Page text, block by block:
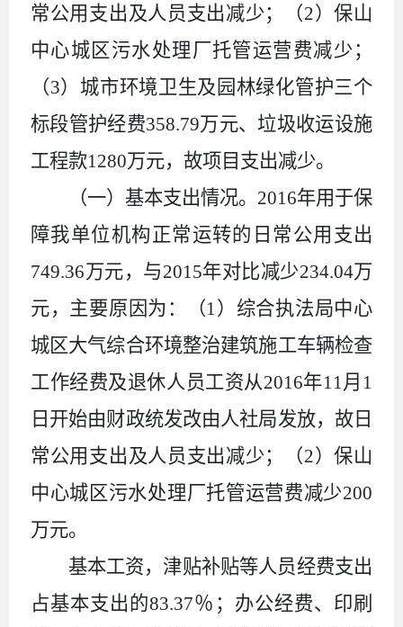
常公用支出及人员支出减少；（2）保山
中心城区污水处理厂托管运营费减少；
（3）城市环境卫生及园林绿化管护三个
标段管护经费358.79万元、垃圾收运设施
工程款1280万元，故项目支出减少。
（一）基本支出情况。 2016年用于保
障我单位机构正常运转的日常公用支出
749.36万元，与2015年对比减少234.04万
元，主要原因为：（1）综合执法局中心
城区大气综合环境整治建筑施工车辆检查
工作经费及退休人员工资从2016年11月 1
日开始由财政统发改由人社局发放，故日
常公用支出及人员支出减少；（2）保山
中心城区污水处理厂托管运营费减少200
万元。
基本工资，津贴补贴等人员经费支出
占基本支出的83.37％；办公经费、印刷